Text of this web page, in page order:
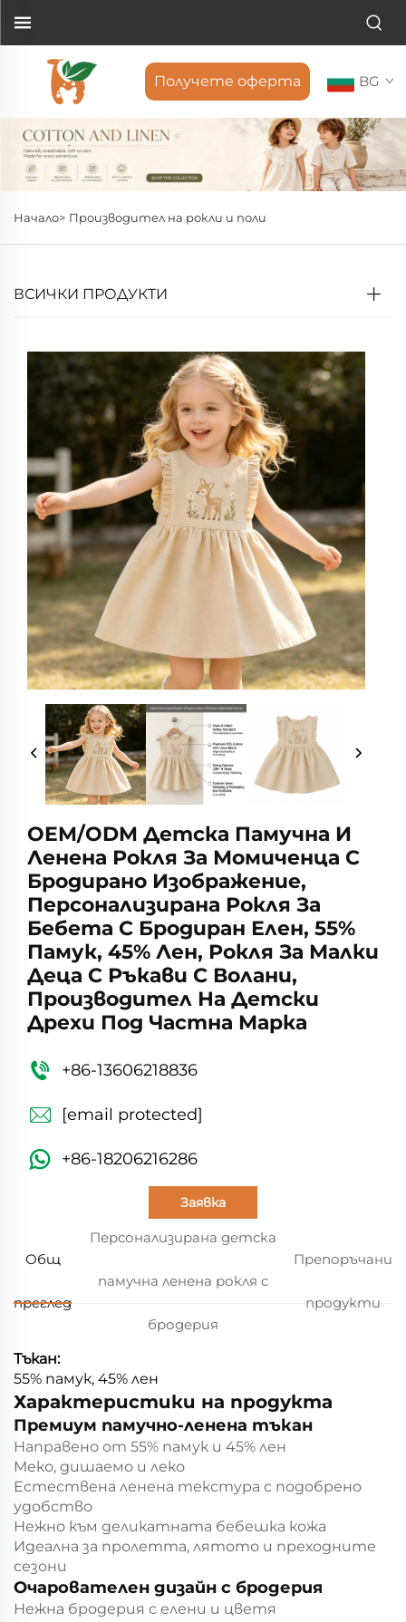
Получете оферта BG
Начало> Производител на рокли и поли
ВСИЧКИ ПРОДУКТИ
OEM/ODM Детска Памучна И
Ленена Рокля За Момиченца С
Бродирано Изображение,
Персонализирана Рокля За
Бебета С Бродиран Елен, 55%
Памук, 45% Лен, Рокля За Малки
Деца С Ръкави С Волани,
Производител На Детски
Дрехи Под Частна Марка
+86-13606218836
[email protected]
+86-18206216286
Заявка
Общ
преглед
Персонализирана детска
памучна ленена рокля с
бродерия
Препоръчани
продукти
Тъкан:
55% памук, 45% лен
Характеристики на продукта
Премиум памучно-ленена тъкан
Направено от 55% памук и 45% лен
Меко, дишаемо и леко
Естествена ленена текстура с подобрено
удобство
Нежно към деликатната бебешка кожа
Идеална за пролетта, лятото и преходните
сезони
Очарователен дизайн с бродерия
Нежна бродерия с елени и цветя